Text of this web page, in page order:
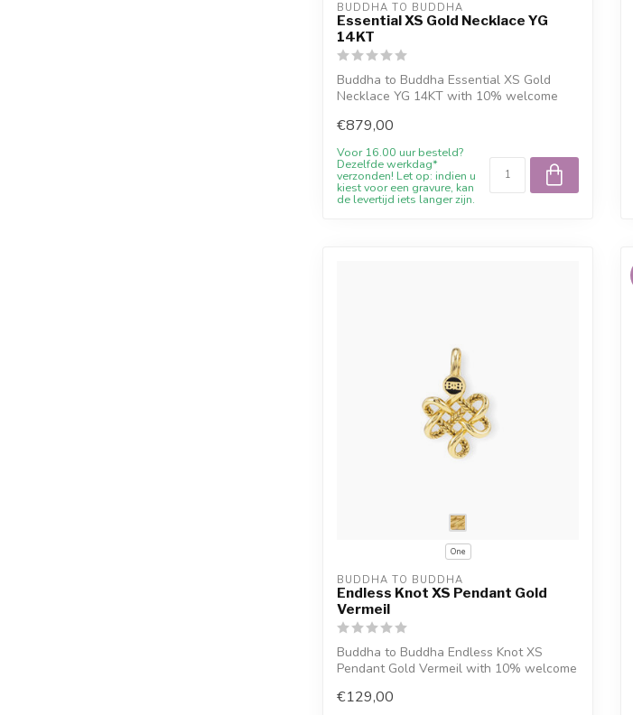
BUDDHA TO BUDDHA
Essential XS Gold Necklace YG
14KT
Buddha to Buddha Essential XS Gold
Necklace YG 14KT with 10% welcome
€879,00
Voor 16.00 uur besteld?
Dezelfde werkdag*
verzonden! Let op: indien u
kiest voor een gravure, kan
de levertijd iets langer zijn.
One
BUDDHA TO BUDDHA
Endless Knot XS Pendant Gold
Vermeil
Buddha to Buddha Endless Knot XS
Pendant Gold Vermeil with 10% welcome
€129,00